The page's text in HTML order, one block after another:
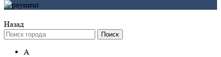
Назад
Поиск
А